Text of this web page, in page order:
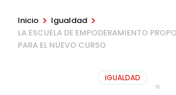
Inicio > Igualdad >
LA ESCUELA DE EMPODERAMIENTO
PARA EL NUEVO CURSO
IGUALDAD